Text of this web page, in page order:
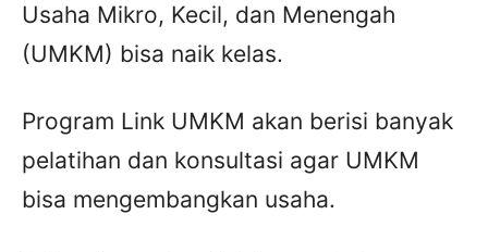
Usaha Mikro, Kecil, dan Menengah
(UMKM) bisa naik kelas.
Program Link UMKM akan berisi banyak
pelatihan dan konsultasi agar UMKM
bisa mengembangkan usaha.